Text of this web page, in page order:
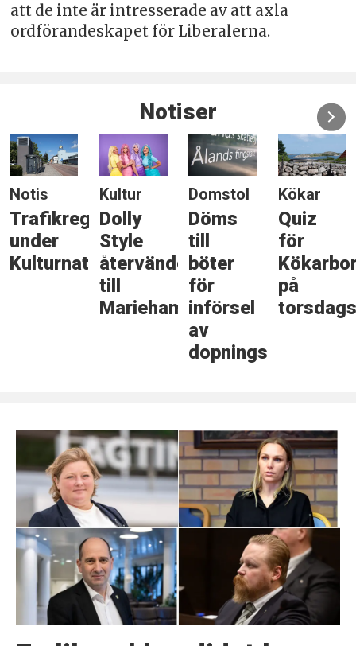
att de inte är intresserade av att axla
ordförandeskapet för Liberalerna.
Notiser
Notis
Trafikreglering
under
Kulturnatten
Kultur
Dolly
Style
återvänder
till
Mariehamn
Domstol
Döms
till
böter
för
införsel
av
dopningsmedel
Kökar
Quiz
för
på